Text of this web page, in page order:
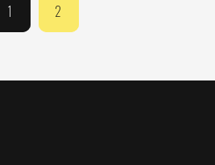
1 2